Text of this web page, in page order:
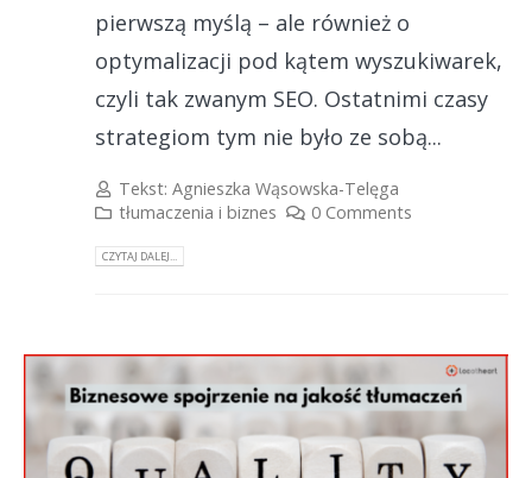
pierwszą myślą – ale również o
optymalizacji pod kątem wyszukiwarek,
czyli tak zwanym SEO. Ostatnimi czasy
strategiom tym nie było ze sobą...
Tekst:Agnieszka Wąsowska-Telęga
tłumaczenia i biznes
0 Comments
CZYTAJ DALEJ...